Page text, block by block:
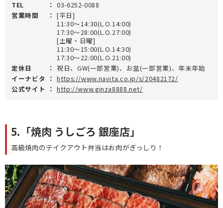
TEL ： 03-6252-0088
営業時間
： [平日]
11:30～14:30(L.O.14:00)
17:30～28:00(L.O.27:00)
[土曜・日曜]
11:30～15:00(L.O.14:30)
17:30～22:00(L.O.21:00)
定休日
： 祝日、GW(一部営業)、お盆(一部営業)、年末年始
イーナビタ ： https://www.navita.co.jp/s/20482172/
公式サイト
： http://www.ginza8888.net/
5.「焼肉 うしごろ 銀座店」
高級焼肉のテイクアウト弁当はお肉がぎっしり！